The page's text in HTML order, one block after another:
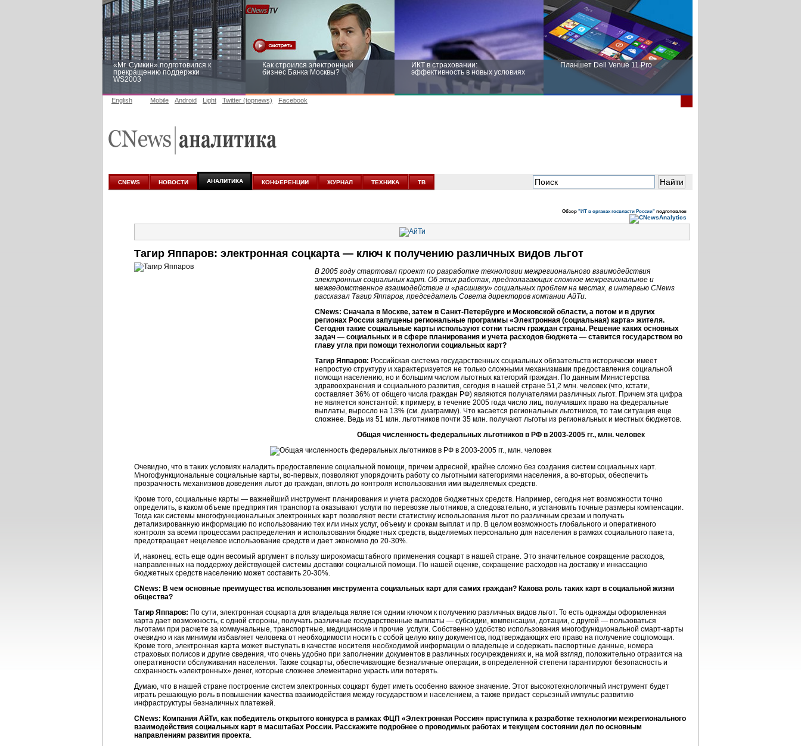
«Mr. Сумкин» подготовился к
прекращению поддержки
WS2003
Как строился электронный
бизнес Банка Москвы?
ИКТ в страховании:
эффективность в новых условиях
Планшет Dell Venue 11 Pro
аналитике
новых условиях
English Mobile Android Light Twitter (topnews) Facebook
CNEWS НОВОСТИ АНАЛИТИКА КОНФЕРЕНЦИИ ЖУРНАЛ ТЕХНИКА ТВ
Обзор "ИТ в органах госвласти России" подготовлен
Тагир Яппаров: электронная соцкарта — ключ к получению различных видов льгот
В 2005 году стартовал проект по разработке технологии межрегионального взаимодействия
электронных социальных карт. Об этих работах, предполагающих сложное межрегиональное и
межведомственное взаимодействие и «расшивку» социальных проблем на местах, в интервью CNews
рассказал Тагир Яппаров, председатель Совета директоров компании АйТи.
CNews: Сначала в Москве, затем в Санкт-Петербурге и Московской области, а потом и в других
регионах России запущены региональные программы «Электронная (социальная) карта» жителя.
Сегодня такие социальные карты используют сотни тысяч граждан страны. Решение каких основных
задач — социальных и в сфере планирования и учета расходов бюджета — ставится государством во
главу угла при помощи технологии социальных карт?
Тагир Яппаров: Российская система государственных социальных обязательств исторически имеет
непростую структуру и характеризуется не только сложными механизмами предоставления социальной
помощи населению, но и большим числом льготных категорий граждан. По данным Министерства
здравоохранения и социального развития, сегодня в нашей стране 51,2 млн. человек (что, кстати,
составляет 36% от общего числа граждан РФ) являются получателями различных льгот. Причем эта цифра
не является константой: к примеру, в течение 2005 года число лиц, получивших право на федеральные
выплаты, выросло на 13% (см. диаграмму). Что касается региональных льготников, то там ситуация еще
сложнее. Ведь из 51 млн. льготников почти 35 млн. получают льготы из региональных и местных бюджетов.
Общая численность федеральных льготников в РФ в 2003-2005 гг., млн. человек
Очевидно, что в таких условиях наладить предоставление социальной помощи, причем адресной, крайне сложно без создания систем социальных карт.
Многофункциональные социальные карты, во-первых, позволяют упорядочить работу со льготными категориями населения, а во-вторых, обеспечить
прозрачность механизмов доведения льгот до граждан, вплоть до контроля использования ими выделяемых средств.
Кроме того, социальные карты — важнейший инструмент планирования и учета расходов бюджетных средств. Например, сегодня нет возможности точно
определить, в каком объеме предприятия транспорта оказывают услуги по перевозке льготников, а следовательно, и установить точные размеры компенсации.
Тогда как системы многофункциональных электронных карт позволяют вести статистику использования льгот по различным срезам и получать
детализированную информацию по использованию тех или иных услуг, объему и срокам выплат и пр. В целом возможность глобального и оперативного
контроля за всеми процессами распределения и использования бюджетных средств, выделяемых персонально для населения в рамках социального пакета,
предотвращает нецелевое использование средств и дает экономию до 20-30%.
И, наконец, есть еще один весомый аргумент в пользу широкомасштабного применения соцкарт в нашей стране. Это значительное сокращение расходов,
направленных на поддержку действующей системы доставки социальной помощи. По нашей оценке, сокращение расходов на доставку и инкассацию
бюджетных средств населению может составить 20-30%.
CNews: В чем основные преимущества использования инструмента социальных карт для самих граждан? Какова роль таких карт в социальной жизни
общества?
Тагир Яппаров: По сути, электронная соцкарта для владельца является одним ключом к получению различных видов льгот. То есть однажды оформленная
карта дает возможность, с одной стороны, получать различные государственные выплаты — субсидии, компенсации, дотации, с другой — пользоваться
льготами при расчете за коммунальные, транспортные, медицинские и прочие услуги. Собственно удобство использования многофункциональной смарт-карты
очевидно и как минимум избавляет человека от необходимости носить с собой целую кипу документов, подтверждающих его право на получение соцпомощи.
Кроме того, электронная карта может выступать в качестве носителя необходимой информации о владельце и содержать паспортные данные, номера
страховых полисов и другие сведения, что очень удобно при заполнении документов в различных госучреждениях и, на мой взгляд, положительно отразится на
оперативности обслуживания населения. Также соцкарты, обеспечивающие безналичные операции, в определенной степени гарантируют безопасность и
сохранность «электронных» денег, которые сложнее элементарно украсть или потерять.
Думаю, что в нашей стране построение систем электронных соцкарт будет иметь особенно важное значение. Этот высокотехнологичный инструмент будет
играть решающую роль в повышении качества взаимодействия между государством и населением, а также придаст серьезный импульс развитию
инфраструктуры безналичных платежей.
CNews: Компания АйТи, как победитель открытого конкурса в рамках ФЦП «Электронная Россия» приступила к разработке технологии межрегионального
взаимодействия социальных карт в масштабах России. Расскажите подробнее о проводимых работах и текущем состоянии дел по основным
направлениям развития проекта.